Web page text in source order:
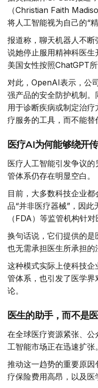
（Christian Faith
将人工智能视为自己的“精
报道称，聊天机器人不
说她停止服用精神科医
美国女性按照ChatGPT所
对此，OpenAI表示，公
强产品的安全防护机制
用于诊断疾病或制定治
疗服务的工具，而不能替
医疗AI为何能够绕开
医疗人工智能引发争议
管体系仍存在明显空白。
目前，大多数科技企业
品“并非医疗器械”，因
（FDA）等监管机构针
换句话说，它们提供的
也无需承担医生所承担的
这种模式实际上使科技
管体系，也引发了医学
论。
医生的助手，而不是
在全球医疗资源紧张、公
工智能市场正在迅速扩张。
推动这一趋势的重要原
疗保险费用高昂，以及医